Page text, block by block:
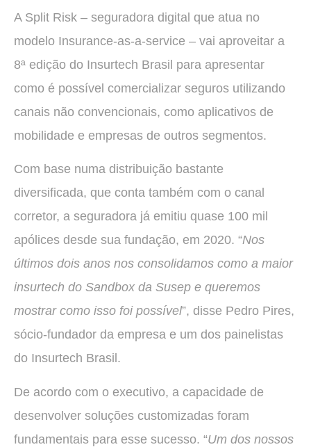
A Split Risk – seguradora digital que atua no
modelo Insurance-as-a-service – vai aproveitar a
8ª edição do Insurtech Brasil para apresentar
como é possível comercializar seguros utilizando
canais não convencionais, como aplicativos de
mobilidade e empresas de outros segmentos.
Com base numa distribuição bastante
diversificada, que conta também com o canal
corretor, a seguradora já emitiu quase 100 mil
apólices desde sua fundação, em 2020. “Nos
últimos dois anos nos consolidamos como a maior
insurtech do Sandbox da Susep e queremos
mostrar como isso foi possível”, disse Pedro Pires,
sócio-fundador da empresa e um dos painelistas
do Insurtech Brasil.
De acordo com o executivo, a capacidade de
desenvolver soluções customizadas foram
fundamentais para esse sucesso. “Um dos nossos